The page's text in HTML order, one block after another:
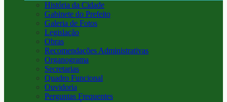
História da Cidade
Gabinete do Prefeito
Galeria de Fotos
Legislação
Obras
Recomendações Administrativas
Organograma
Secretarias
Quadro Funcional
Ouvidoria
Perguntas Frequentes